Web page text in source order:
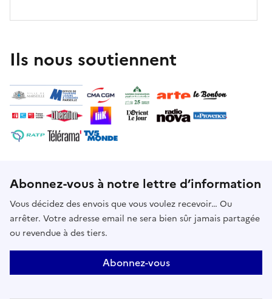
programmation comprendra une sélection de
pionniers du genre à des œuvres récentes réalisées
par une nouvelle génération de cinéastes.Des films
Chebbi, Sofia Alaoui, Yanis Koussim, Damien
Ounouri, Adila Bendimerad côtoieront des œuvres
plus anciennes de cinéastes comme Youssef
Chahine.
Ils nous soutiennent
Abonnez-vous à notre lettre d’information
Vous décidez des envois que vous voulez recevoir… Ou
arrêter. Votre adresse email ne sera bien sûr jamais partagée
ou revendue à des tiers.
Abonnez-vous